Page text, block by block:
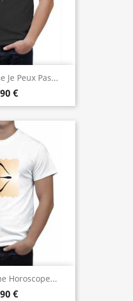
Je Peux Pas...
€
Horoscope...
€